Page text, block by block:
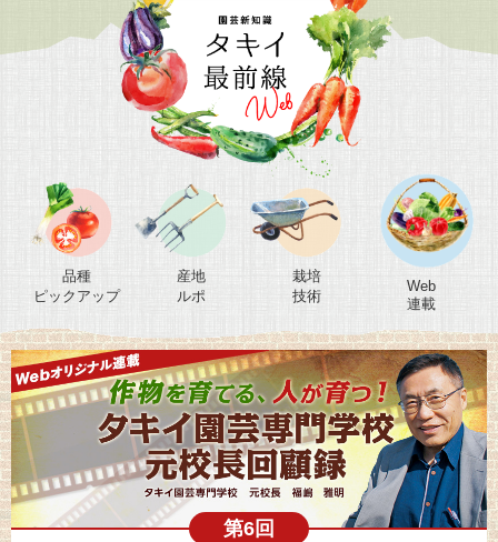
品種
ピックアップ
産地
ルポ
栽培
技術
Web
連載
第6回